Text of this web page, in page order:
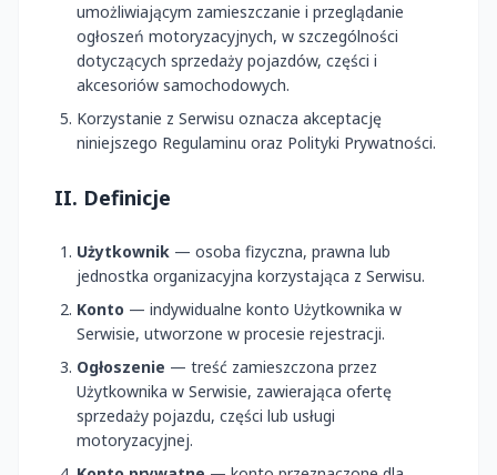
umożliwiającym zamieszczanie i przeglądanie
ogłoszeń motoryzacyjnych, w szczególności
dotyczących sprzedaży pojazdów, części i
akcesoriów samochodowych.
Korzystanie z Serwisu oznacza akceptację
niniejszego Regulaminu oraz Polityki Prywatności.
II. Definicje
Użytkownik — osoba fizyczna, prawna lub
jednostka organizacyjna korzystająca z Serwisu.
Konto — indywidualne konto Użytkownika w
Serwisie, utworzone w procesie rejestracji.
Ogłoszenie — treść zamieszczona przez
Użytkownika w Serwisie, zawierająca ofertę
sprzedaży pojazdu, części lub usługi
motoryzacyjnej.